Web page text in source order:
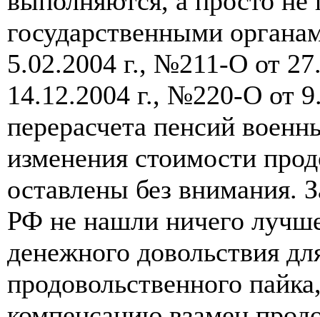
государственными
5.02.2004 г., №211-О от
14.12.2004 г., №220-О от
перерасчета пенсий
изменения стоимости
оставлены без внимания.
РФ не нашли ничего
денежного довольствия
продовольственного